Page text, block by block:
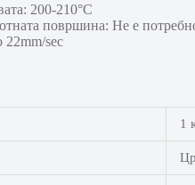
200-210°C
површина: Не е
22mm/sec
1